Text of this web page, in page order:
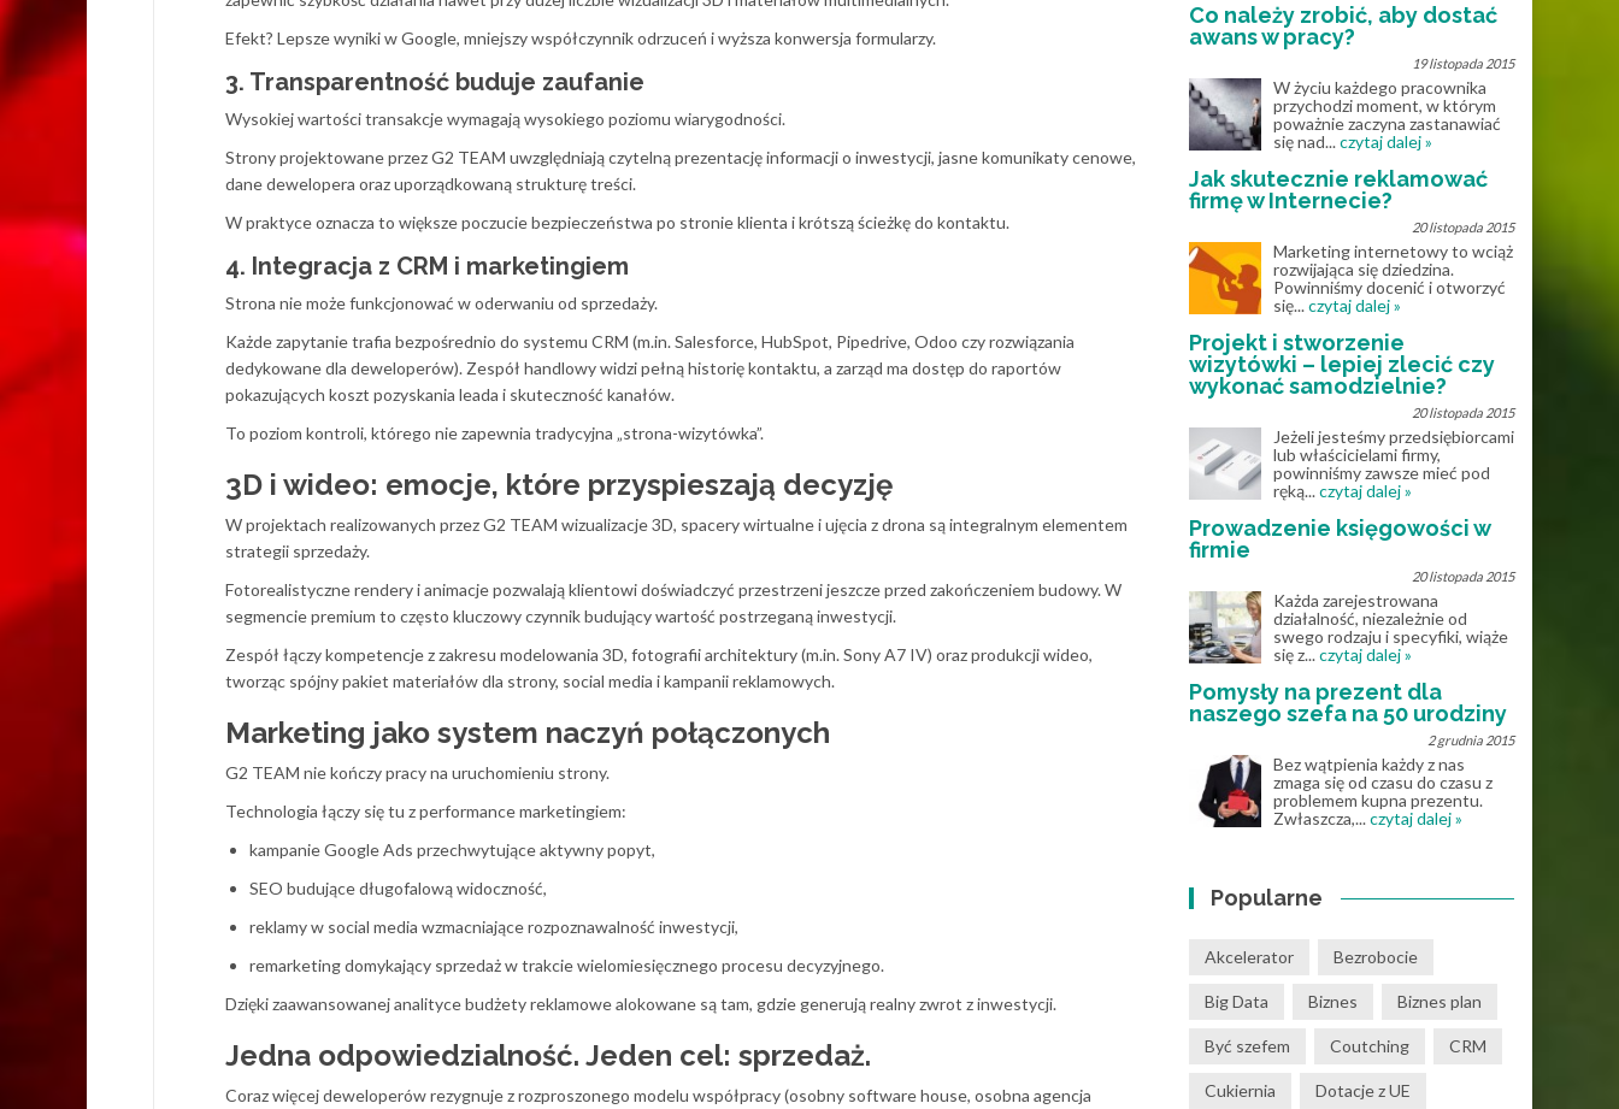
Efekt? Lepsze wyniki w Google, mniejszy współczynnik odrzuceń i wyższa konwersja formularzy.
3. Transparentność buduje zaufanie
Wysokiej wartości transakcje wymagają wysokiego poziomu wiarygodności.
Strony projektowane przez G2 TEAM uwzględniają czytelną prezentację informacji o inwestycji, jasne komunikaty cenowe,
dane dewelopera oraz uporządkowaną strukturę treści.
W praktyce oznacza to większe poczucie bezpieczeństwa po stronie klienta i krótszą ścieżkę do kontaktu.
4. Integracja z CRM i marketingiem
Strona nie może funkcjonować w oderwaniu od sprzedaży.
Każde zapytanie trafia bezpośrednio do systemu CRM (m.in. Salesforce, HubSpot, Pipedrive, Odoo czy rozwiązania
dedykowane dla deweloperów). Zespół handlowy widzi pełną historię kontaktu, a zarząd ma dostęp do raportów
pokazujących koszt pozyskania leada i skuteczność kanałów.
To poziom kontroli, którego nie zapewnia tradycyjna „strona-wizytówka”.
3D i wideo: emocje, które przyspieszają decyzję
W projektach realizowanych przez G2 TEAM wizualizacje 3D, spacery wirtualne i ujęcia z drona są integralnym elementem
strategii sprzedaży.
Fotorealistyczne rendery i animacje pozwalają klientowi doświadczyć przestrzeni jeszcze przed zakończeniem budowy. W
segmencie premium to często kluczowy czynnik budujący wartość postrzeganą inwestycji.
Zespół łączy kompetencje z zakresu modelowania 3D, fotografii architektury (m.in. Sony A7 IV) oraz produkcji wideo,
tworząc spójny pakiet materiałów dla strony, social media i kampanii reklamowych.
Marketing jako system naczyń połączonych
G2 TEAM nie kończy pracy na uruchomieniu strony.
Technologia łączy się tu z performance marketingiem:
kampanie Google Ads przechwytujące aktywny popyt,
SEO budujące długofalową widoczność,
reklamy w social media wzmacniające rozpoznawalność inwestycji,
remarketing domykający sprzedaż w trakcie wielomiesięcznego procesu decyzyjnego.
Dzięki zaawansowanej analityce budżety reklamowe alokowane są tam, gdzie generują realny zwrot z inwestycji.
Jedna odpowiedzialność. Jeden cel: sprzedaż.
Coraz więcej deweloperów rezygnuje z rozproszonego modelu współpracy (osobny software house, osobna agencja
Co należy zrobić, aby dostać
awans w pracy?
19 listopada 2015
W życiu każdego pracownika
przychodzi moment, w którym
poważnie zaczyna zastanawiać
się nad...czytaj dalej »
Jak skutecznie reklamować
firmę w Internecie?
20 listopada 2015
Marketing internetowy to wciąż
rozwijająca się dziedzina.
Powinniśmy docenić i otworzyć
się...czytaj dalej »
Projekt i stworzenie
wizytówki – lepiej zlecić czy
wykonać samodzielnie?
20 listopada 2015
Jeżeli jesteśmy przedsiębiorcami
lub właścicielami firmy,
powinniśmy zawsze mieć pod
ręką...czytaj dalej »
Prowadzenie księgowości w
firmie
20 listopada 2015
Każda zarejestrowana
działalność, niezależnie od
swego rodzaju i specyfiki, wiąże
się z...czytaj dalej »
Pomysły na prezent dla
naszego szefa na 50 urodziny
2 grudnia 2015
Bez wątpienia każdy z nas
zmaga się od czasu do czasu z
problemem kupna prezentu.
Zwłaszcza,...czytaj dalej »
Popularne
Akcelerator Bezrobocie
Big Data Biznes Biznes plan
Być szefem Coutching CRM
Cukiernia Dotacje z UE